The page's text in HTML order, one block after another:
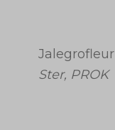
Jalegrofleur
Ster, PROK